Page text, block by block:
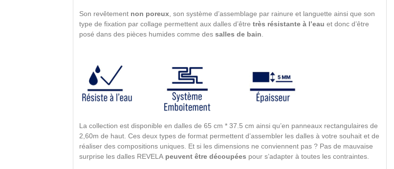
Son revêtement non poreux , son système d’assemblage par rainure et languette ainsi que son
type de fixation par collage permettent aux dalles d’être très résistante à l’eau et donc d’être
posé dans des pièces humides comme des salles de bain
La collection est disponible en dalles de 65 cm * 37.5 cm ainsi qu’en panneaux rectangulaires de
2,60m de haut. Ces deux types de format permettent d’assembler les dalles à votre souhait et de
réaliser des compositions uniques. Et si les dimensions ne conviennent pas ? Pas de mauvaise
surprise les dalles REVELA peuvent être découpées pour s’adapter à toutes les contraintes.